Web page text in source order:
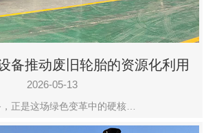
备推动废旧轮胎的资源化利用
2026-05-13
正是这场绿色变革中的硬核…